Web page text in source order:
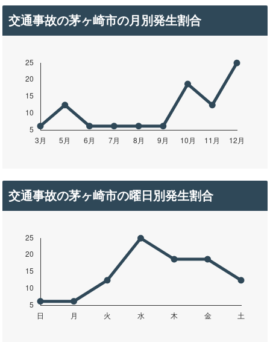
交通事故の茅ヶ崎市の月別発生割合
交通事故の茅ヶ崎市の曜日別発生割合